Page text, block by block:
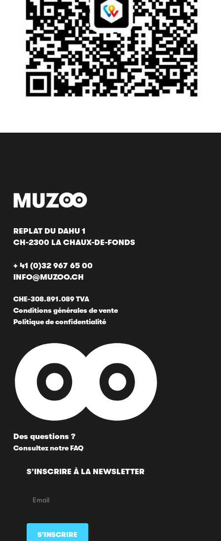
REPLAT DU DAHU 1
CH-2300 LA CHAUX-DE-FONDS
+ 41 (0)32 967 65 00
INFO@MUZOO.CH
CHE-308.891.089 TVA
Conditions générales de vente
Politique de confidentialité
Des questions ?
Consultez notre FAQ
S’INSCRIRE À LA NEWSLETTER